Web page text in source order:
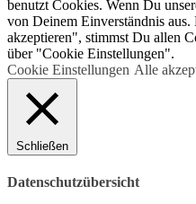
benutzt Cookies. Wenn Du
von Deinem Einverständnis
akzeptieren", stimmst Du allen
über "Cookie Einstellungen".
Cookie Einstellungen Alle
Schließen
Datenschutzübersicht